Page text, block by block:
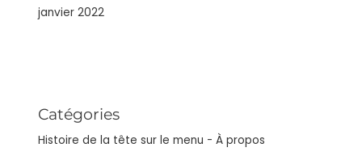
janvier 2022
Catégories
Histoire de la tête sur le menu - À propos